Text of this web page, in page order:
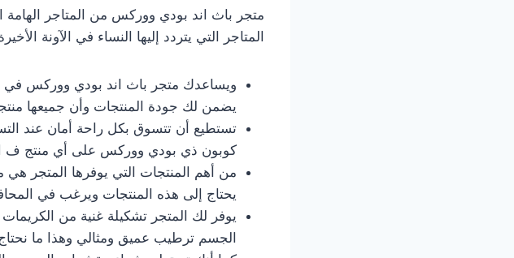
متجر باث اند بودي ووركس من المتاجر
المتاجر التي يتردد إليها النساء في الآونة
ويساعدك متجر باث اند بودي ووركس في
يضمن لك جودة المنتجات وأن جميعها
تستطيع أن تتسوق بكل راحة أمان عند
كوبون ذي بودي ووركس على أي منتج ف
من أهم المنتجات التي يوفرها المتجر هي
يحتاج إلى هذه المنتجات ويرغب في
يوفر لك المتجر تشكيلة غنية من
الجسم ترطيب عميق ومثالي وهذا ما